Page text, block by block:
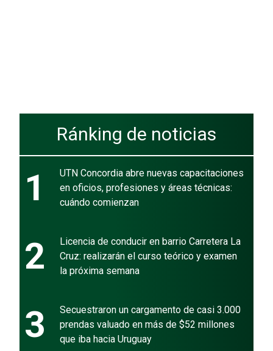
Ránking de noticias
1
UTN Concordia abre nuevas capacitaciones
en oficios, profesiones y áreas técnicas:
cuándo comienzan
2
Licencia de conducir en barrio Carretera La
Cruz: realizarán el curso teórico y examen
la próxima semana
3
Secuestraron un cargamento de casi 3.000
prendas valuado en más de $52 millones
que iba hacia Uruguay